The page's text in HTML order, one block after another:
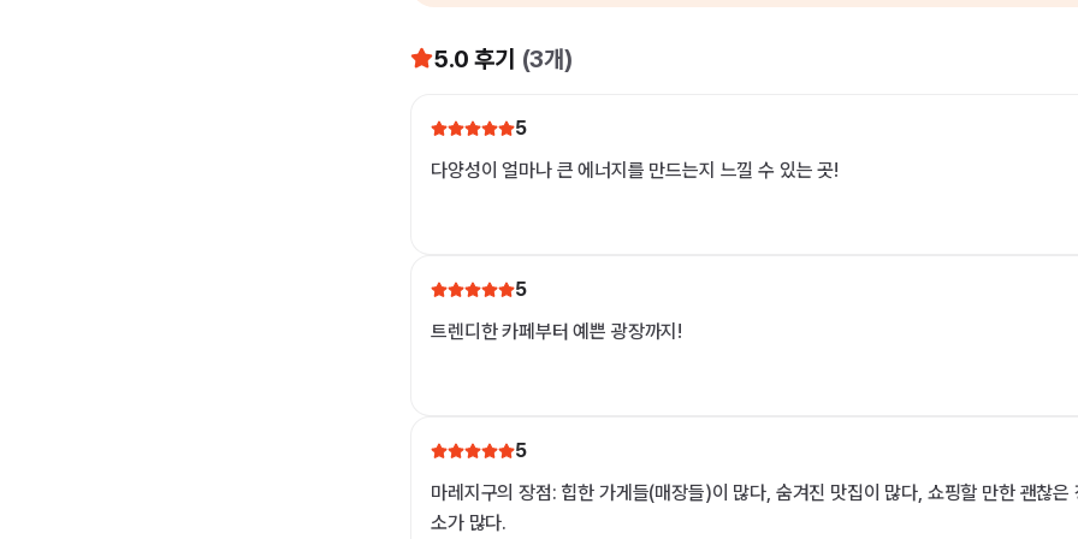
5.0 후기 (3개)
5
다양성이 얼마나 큰 에너지를 만드는지 느낄 수 있는 곳!
5
트렌디한 카페부터 예쁜 광장까지!
5
마레지구의 장점: 힙한 가게들(매장들)이 많다, 숨겨진 맛집이 많다, 쇼핑할 만한 괜찮은
소가 많다.